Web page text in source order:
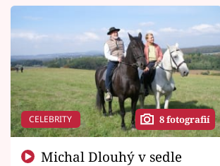
CELEBRITY 8 fotografií